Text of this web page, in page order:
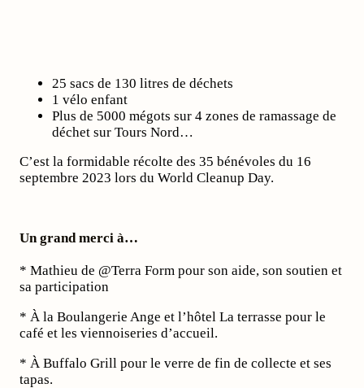
25 sacs de 130 litres de déchets
1 vélo enfant
Plus de 5000 mégots sur 4 zones de ramassage de
déchet sur Tours Nord…
C’est la formidable récolte des 35 bénévoles du 16
septembre 2023 lors du World Cleanup Day.
Un grand merci à…
* Mathieu de @Terra Form pour son aide, son soutien et
sa participation
* À la Boulangerie Ange et l’hôtel La terrasse pour le
café et les viennoiseries d’accueil.
* À Buffalo Grill pour le verre de fin de collecte et ses
tapas.